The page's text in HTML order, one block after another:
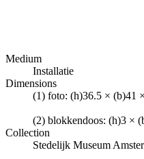
Medium
Installatie
Dimensions
(1) foto: (h)36.5 × (b)41
(2) blokkendoos: (h)3 ×
Collection
Stedelijk Museum